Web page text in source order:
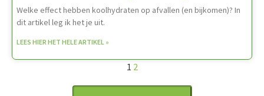
Welke effect hebben koolhydraten op afvallen (en bijkomen)? In
dit artikel leg ik het je uit.
LEES HIER HET HELE ARTIKEL »
1 2